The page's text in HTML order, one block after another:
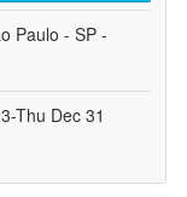
Paulo - SP -
Thu Dec 31